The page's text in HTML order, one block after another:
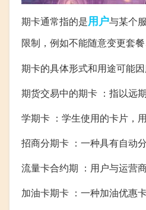
期卡通常指的是用户与某个
限制，例如不能随意变更套
期卡的具体形式和用途可能
期货交易中的期卡 ：指以远
学期卡 ：学生使用的卡片，
招商分期卡 ：一种具有自动
流量卡合约期 ：用户与运营
加油卡期卡 ：一种加油优惠